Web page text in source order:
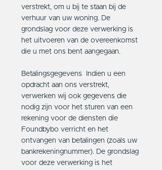
verstrekt, om u bij te staan bij de
verhuur van uw woning. De
grondslag voor deze verwerking is
het uitvoeren van de overeenkomst
die u met ons bent aangegaan.
Betalingsgegevens Indien u een
opdracht aan ons verstrekt,
verwerken wij ook gegevens die
nodig zijn voor het sturen van een
rekening voor de diensten die
Foundbybo verricht en het
ontvangen van betalingen (zoals uw
bankrekeningnummer). De grondslag
voor deze verwerking is het